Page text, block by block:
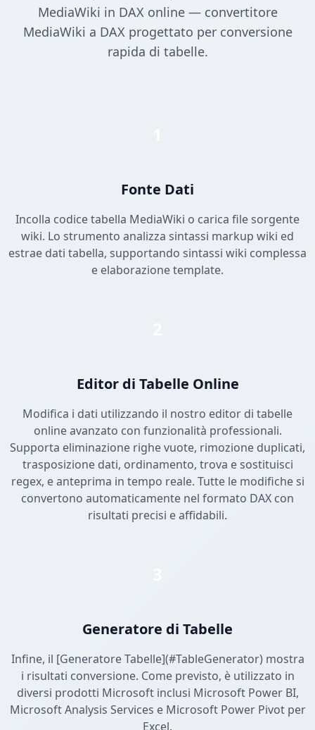
MediaWiki in DAX online — convertitore
MediaWiki a DAX progettato per conversione
rapida di tabelle.
Fonte Dati
Incolla codice tabella MediaWiki o carica file sorgente
wiki. Lo strumento analizza sintassi markup wiki ed
estrae dati tabella, supportando sintassi wiki complessa
e elaborazione template.
Editor di Tabelle Online
Modifica i dati utilizzando il nostro editor di tabelle
online avanzato con funzionalità professionali.
Supporta eliminazione righe vuote, rimozione duplicati,
trasposizione dati, ordinamento, trova e sostituisci
regex, e anteprima in tempo reale. Tutte le modifiche si
convertono automaticamente nel formato DAX con
risultati precisi e affidabili.
Generatore di Tabelle
Infine, il [Generatore Tabelle](#TableGenerator) mostra
i risultati conversione. Come previsto, è utilizzato in
diversi prodotti Microsoft inclusi Microsoft Power BI,
Microsoft Analysis Services e Microsoft Power Pivot per
Excel.